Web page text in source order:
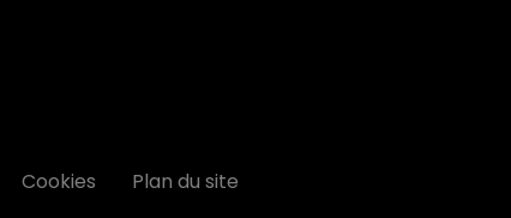
Cookies Plan du site